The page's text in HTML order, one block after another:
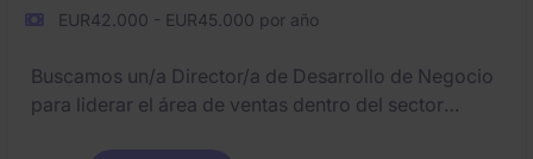
EUR42.000 - EUR45.000 por año
Buscamos un/a Director/a de Desarrollo de Negocio
para liderar el área de ventas dentro del sector